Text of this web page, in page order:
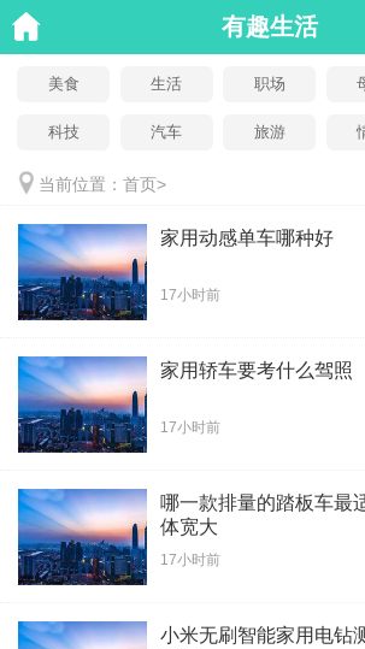
有趣生活
美食 生活 职场
科技 汽车 旅游
当前位置： 首页>
家用动感单车哪种好
17小时前
家用轿车要考什么驾照
17小时前
哪一款排量的踏板车最
体宽大
17小时前
小米无刷智能家用电钻